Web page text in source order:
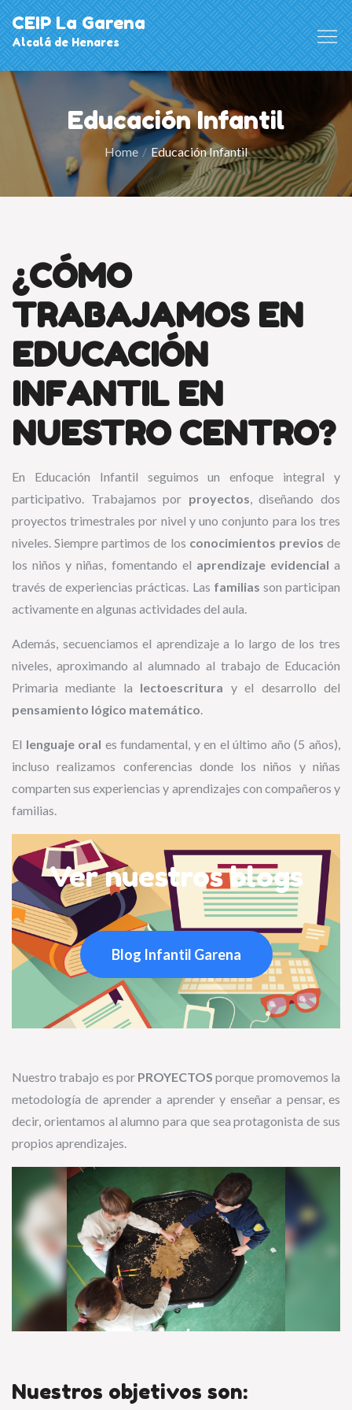
Skip
to
content
CEIP La Garena
Alcalá de Henares
Educación Infantil
Home Educación Infantil
¿CÓMO
TRABAJAMOS EN
EDUCACIÓN
INFANTIL EN
NUESTRO CENTRO?
En Educación Infantil seguimos un enfoque integral y
participativo. Trabajamos por proyectos, diseñando dos
proyectos trimestrales por nivel y uno conjunto para los tres
niveles. Siempre partimos de los conocimientos previos de
los niños y niñas, fomentando el aprendizaje evidencial a
través de experiencias prácticas. Las familias son participan
activamente en algunas actividades del aula.
Además, secuenciamos el aprendizaje a lo largo de los tres
niveles, aproximando al alumnado al trabajo de Educación
Primaria mediante la lectoescritura y el desarrollo del
pensamiento lógico matemático.
El lenguaje oral es fundamental, y en el último año (5 años),
incluso realizamos conferencias donde los niños y niñas
comparten sus experiencias y aprendizajes con compañeros y
familias.
Ver nuestros blogs
Blog Infantil Garena
Nuestro trabajo es porPROYECTOSporque promovemos la
metodología de aprender a aprender y enseñar a pensar, es
decir, orientamos al alumno para que sea protagonista de sus
propios aprendizajes.
Nuestros objetivos son: